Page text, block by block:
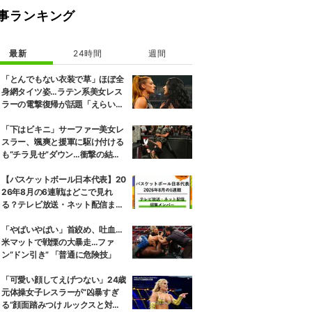
ランキング
最新 24時間 週間
「とんでもない衣装で草」ほぼ全
身網タイツ姿…ラテン系美女レス
ラーの電撃復帰が話題「えらいセ
「下はビキニ」サーファー美女レ
スラー、颯爽と援軍に駆け付ける
も“チラ見せ”ダウン…衝撃の結末
【バスケットボール日本代表】20
26年8月の6連戦はどこで見れ
る？テレビ放送・ネット配信まと
「やばいやばい」首絞め、吐血…
米マットで戦慄の大暴走…ファ
ン“ドン引き” 「普通に危険技」
「可愛い顔してえげつない」24歳
元体操女子レスラーが“凶暴すぎ
る”顔面踏みつけ ルックスと対照